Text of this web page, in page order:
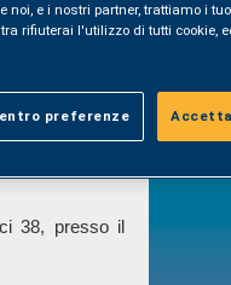
38, presso il
noi, e i nostri partner, trattiamo i
rifiuterai l'utilizzo di tutti cookie,
preferenze